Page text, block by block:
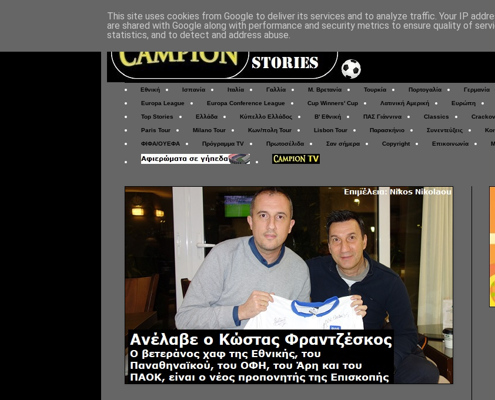
Εθνική Ισπανία Ιταλία Γαλλία Μ. Βρετανία Τουρκία Πορτογαλία Γερμανία
Europa League Europa Conference League Cup Winners' Cup Λατινική Αμερική Ευρώπη
Top Stories Ελλάδα Κύπελλο Ελλάδος Β' Εθνική ΠΑΣ Γιάννινα Classics
Paris Tour Milano Tour Κων/πολη Tour Lisbon Tour Παρασκήνιο Συνεντεύξεις
ΦΙΦΑ/ΟΥΕΦΑ Πρόγραμμα TV Πρωτοσέλιδα Σαν σήμερα Copyright Επικοινωνία
This site uses cookies from Google to deliver its services and to analyze traffic. Your IP
are shared with Google along with performance and security metrics to ensure quality of
statistics, and to detect and address abuse.